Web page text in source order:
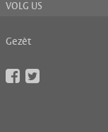
VOLG US
Gezèt